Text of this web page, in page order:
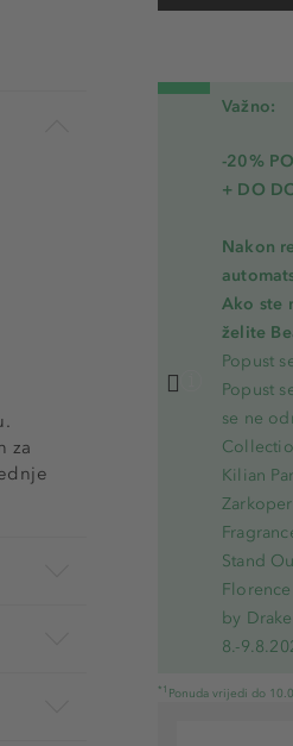
Važno:
-20%
+ DO
Nakon
Ako ste
želite
Popust
Popust
se ne
Kilian
Stand
by
8.-
*1 Ponuda vrijedi do
za